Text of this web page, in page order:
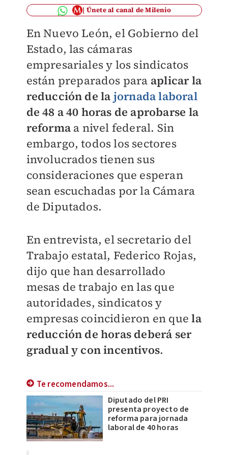
Únete al canal de Milenio
En Nuevo León, el Gobierno del
Estado, las cámaras
empresariales y los sindicatos
están preparados para aplicar la
reducción de la jornada laboral
de 48 a 40 horas de aprobarse la
reformaa nivel federal. Sin
embargo, todos los sectores
involucrados tienen sus
consideraciones que esperan
sean escuchadas por la Cámara
de Diputados.
En entrevista, el secretario del
Trabajo estatal, Federico Rojas,
dijo que han desarrollado
mesas de trabajo en las que
autoridades, sindicatos y
empresas coincidieron en quela
reducción de horas deberá ser
gradual y con incentivos.
Te recomendamos...
Diputado del PRI
presenta proyecto de
reforma para jornada
laboral de 40 horas